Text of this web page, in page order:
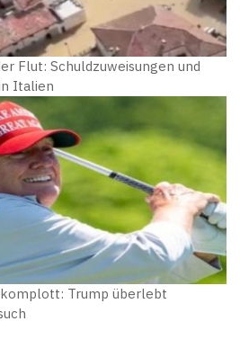
Flut: Schuldzuweisungen und
Italien
Trump überlebt